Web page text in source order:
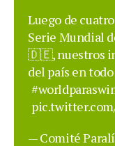
Luego de
Serie Mundial
🇩🇪, nuestros
del país en
— Comité